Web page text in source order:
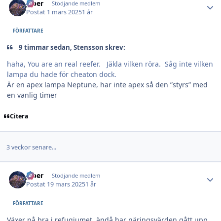
jeber Stödjande medlem
Postat 1 mars 20251 år
FÖRFATTARE
9 timmar sedan, Stensson skrev:
haha, You are an real reefer. Jäkla vilken röra. Såg inte vilken
lampa du hade för cheaton dock.
Är en apex lampa Neptune, har inte apex så den ”styrs” med
en vanlig timer
Citera
3 veckor senare...
jeber Stödjande medlem
Postat 19 mars 20251 år
FÖRFATTARE